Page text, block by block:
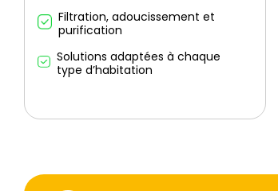
Filtration, adoucissement et
purification
Solutions adaptées à chaque
type d’habitation